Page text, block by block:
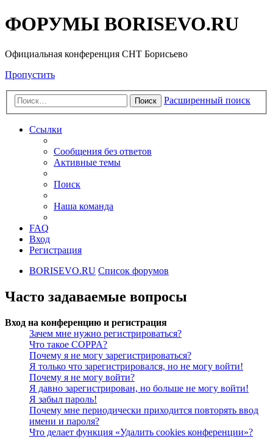
ФОРУМЫ BORISEVO.RU
Официальная конференция СНТ Борисьево
Пропустить
Поиск Расширенный поиск
Ссылки
Сообщения без ответов
Активные темы
Поиск
Наша команда
FAQ
Вход
Регистрация
BORISEVO.RU Список форумов
Часто задаваемые вопросы
Вход на конференцию и регистрация
Зачем мне нужно регистрироваться?
Что такое COPPA?
Почему я не могу зарегистрироваться?
Я только что зарегистрировался, но не могу войти!
Почему я не могу войти?
Я давно зарегистрирован, но больше не могу войти!
Я забыл пароль!
Почему мне периодически приходится повторять ввод
имени и пароля?
Что делает функция «Удалить cookies конференции»?